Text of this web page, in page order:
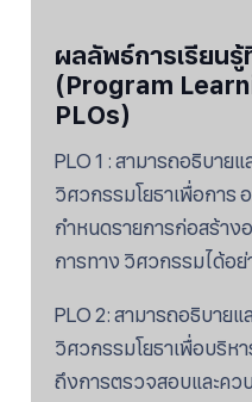
ผลลัพธ์การเรียน
(Program
PLOs)
PLO 1 : สามารถอธิบาย
วิศวกรรมโยธาเพื่อการ
กำหนดรายการก่อสร้าง
การทาง วิศวกรรมได้อ
PLO 2: สามารถอธิบาย
วิศวกรรมโยธาเพื่อบริห
ถึงการตรวจสอบและค